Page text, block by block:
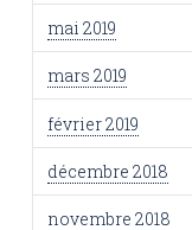
mai 2019
mars 2019
février 2019
décembre 2018
novembre 2018